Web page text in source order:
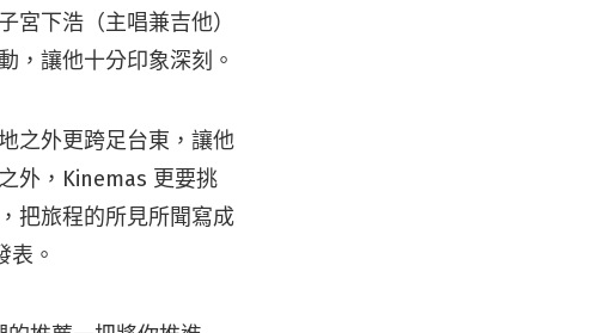
宮下浩（主唱兼吉他）
，讓他十分印象深刻。
之外更跨足台東，讓他
外，Kinemas 更要挑
把旅程的所見所聞寫成
。